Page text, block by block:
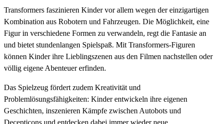
Transformers faszinieren Kinder vor allem wegen der einzigartigen
Kombination aus Robotern und Fahrzeugen. Die Möglichkeit, eine
Figur in verschiedene Formen zu verwandeln, regt die Fantasie an
und bietet stundenlangen Spielspaß. Mit Transformers-Figuren
können Kinder ihre Lieblingszenen aus den Filmen nachstellen oder
völlig eigene Abenteuer erfinden.
Das Spielzeug fördert zudem Kreativität und
Problemlösungsfähigkeiten: Kinder entwickeln ihre eigenen
Geschichten, inszenieren Kämpfe zwischen Autobots und
Decepticons und entdecken dabei immer wieder neue